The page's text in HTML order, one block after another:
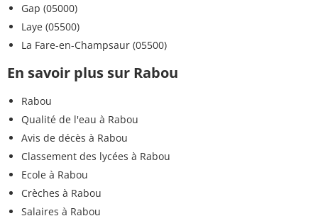
Gap (05000)
Laye (05500)
La Fare-en-Champsaur (05500)
En savoir plus sur Rabou
Rabou
Qualité de l'eau à Rabou
Avis de décès à Rabou
Classement des lycées à Rabou
Ecole à Rabou
Crèches à Rabou
Salaires à Rabou